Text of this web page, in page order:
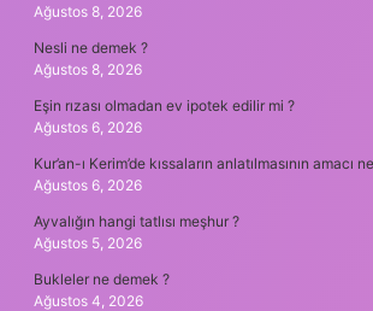
Ağustos 8, 2026
Nesli ne demek ?
Ağustos 8, 2026
Eşin rızası olmadan ev ipotek edilir mi ?
Ağustos 6, 2026
Kur’an-ı Kerim’de kıssaların anlatılmasının amacı
Ağustos 6, 2026
Ayvalığın hangi tatlısı meşhur ?
Ağustos 5, 2026
Bukleler ne demek ?
Ağustos 4, 2026